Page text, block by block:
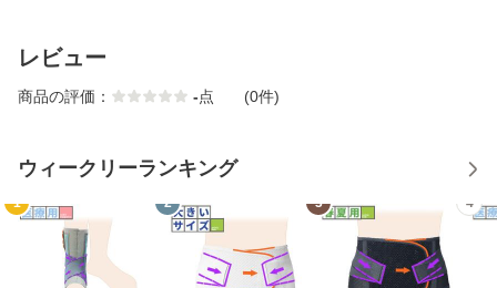
レビュー
商品の評価： -点 (0件)
ウィークリーランキング
1 2 3 4